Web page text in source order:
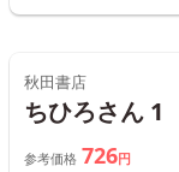
秋田書店
ちひろさん 1
参考価格 726円